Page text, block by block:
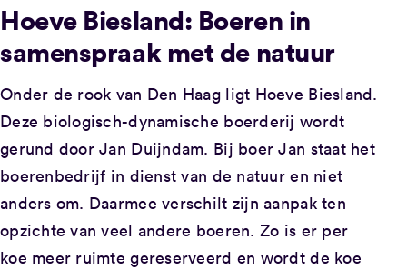
Hoeve Biesland: Boeren in
samenspraak met de natuur
Onder de rook van Den Haag ligt Hoeve Biesland.
Deze biologisch-dynamische boerderij wordt
gerund door Jan Duijndam. Bij boer Jan staat het
boerenbedrijf in dienst van de natuur en niet
anders om. Daarmee verschilt zijn aanpak ten
opzichte van veel andere boeren. Zo is er per
koe meer ruimte gereserveerd en wordt de koe